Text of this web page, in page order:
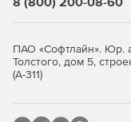
конкретные
чертежи и т. д.
ПАО «Софтлайн». Юр.
Толстого, дом 5,
(А-311)